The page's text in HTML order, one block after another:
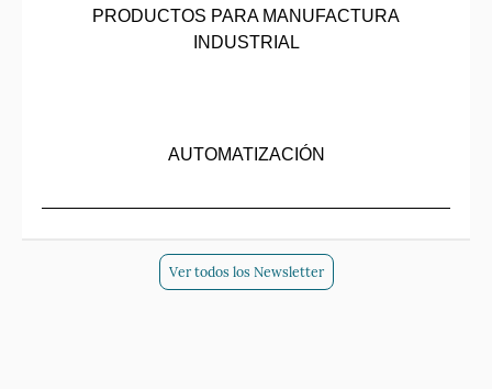
PRODUCTOS PARA MANUFACTURA
INDUSTRIAL
AUTOMATIZACIÓN
Ver todos los Newsletter